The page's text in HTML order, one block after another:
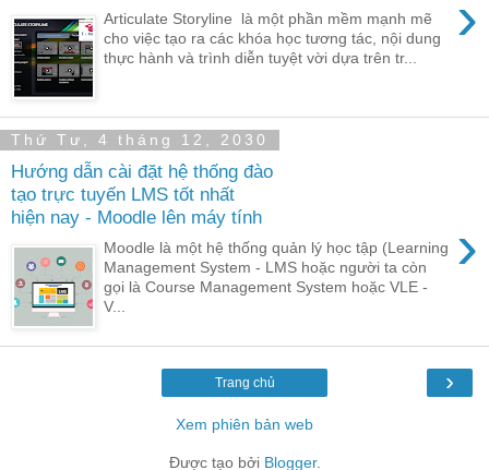
›
Articulate Storyline là một phần mềm mạnh mẽ
cho việc tạo ra các khóa học tương tác, nội dung
thực hành và trình diễn tuyệt vời dựa trên tr...
Thứ Tư, 4 tháng 12, 2030
Hướng dẫn cài đặt hệ thống đào
tạo trực tuyến LMS tốt nhất
hiện nay - Moodle lên máy tính
›
Moodle là một hệ thống quản lý học tập (Learning
Management System - LMS hoặc người ta còn
gọi là Course Management System hoặc VLE -
V...
›
Trang chủ
Xem phiên bản web
Được tạo bởi Blogger.